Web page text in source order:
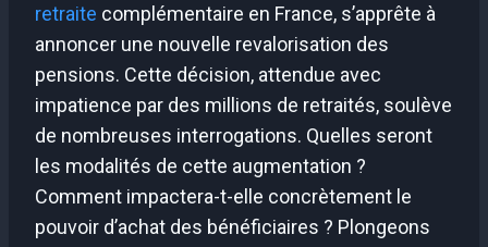
retraite complémentaire en France, s’apprête à
annoncer une nouvelle revalorisation des
pensions. Cette décision, attendue avec
impatience par des millions de retraités, soulève
de nombreuses interrogations. Quelles seront
les modalités de cette augmentation ?
Comment impactera-t-elle concrètement le
pouvoir d’achat des bénéficiaires ? Plongeons